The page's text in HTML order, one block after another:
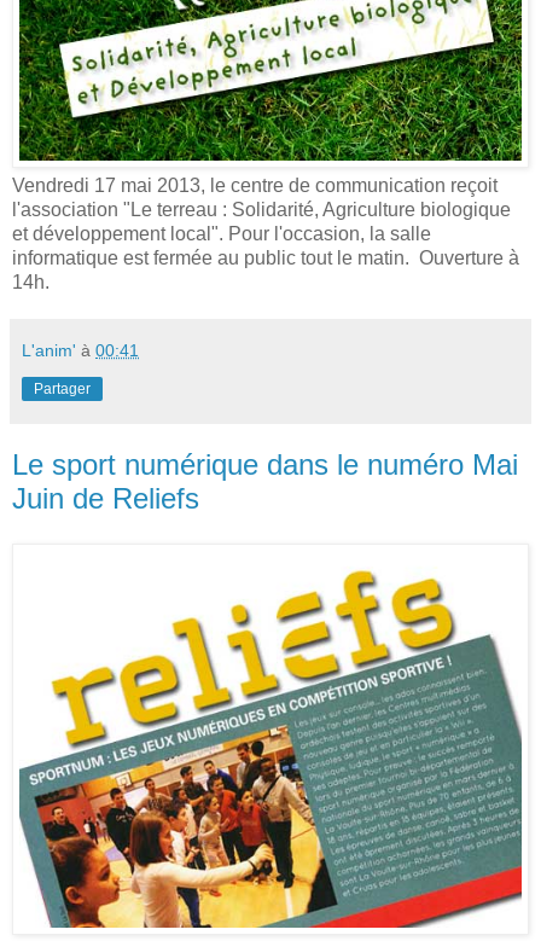
Vendredi 17 mai 2013, le centre de communication reçoit
l'association "Le terreau : Solidarité, Agriculture biologique
et développement local". Pour l'occasion, la salle
informatique est fermée au public tout le matin. Ouverture à
14h.
L'anim' à 00:41
Partager
Le sport numérique dans le numéro Mai
Juin de Reliefs